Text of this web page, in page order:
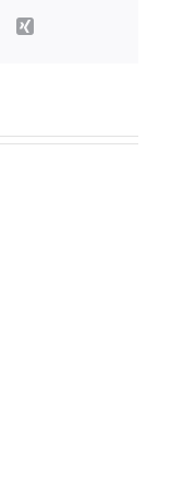
PinterestXing